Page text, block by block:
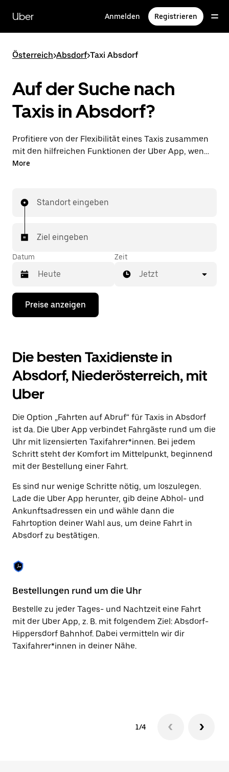
zum
Hauptinhalt
Uber Anmelden Registrieren
Österreich>Absdorf>Taxi Absdorf
Auf der Suche nach
Taxis in Absdorf?
Profitiere von der Flexibilität eines Taxis zusammen
mit den hilfreichen Funktionen der Uber App, wenn
du Fahrten über die Uber App in Absdorf
bestellen und dir günstige Vorab-Fixpreise für jede
More
Standort eingeben
Ziel eingeben
Datum
Drücke
Nach-
mit
dem
Kalender
zu
interagieren
und
Datum
auszuwählen.
Drücke
die
Escape-
Taste,
den
Kalender
zu
schließen.
Zeit
Jetzt
Preise anzeigen
Die besten Taxidienste in
Absdorf, Niederösterreich, mit
Uber
Die Option „Fahrten auf Abruf“ für Taxis in Absdorf
ist da. Die Uber App verbindet Fahrgäste rund um die
Uhr mit lizensierten Taxifahrer*innen. Bei jedem
Schritt steht der Komfort im Mittelpunkt, beginnend
mit der Bestellung einer Fahrt.
Es sind nur wenige Schritte nötig, um loszulegen.
Lade die Uber App herunter, gib deine Abhol- und
Ankunftsadressen ein und wähle dann die
Fahrtoption deiner Wahl aus, um deine Fahrt in
Absdorf zu bestätigen.
Bestellungen rund um die Uhr
Bestelle zu jeder Tages- und Nachtzeit eine Fahrt
mit der Uber App, z. B. mit folgendem Ziel: Absdorf-
Hippersdorf Bahnhof. Dabei vermitteln wir dir
Taxifahrer*innen in deiner Nähe.
1/4